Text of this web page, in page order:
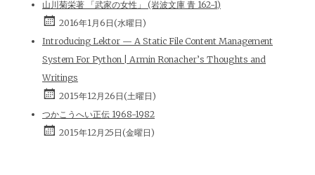
山川菊栄著 「武家の女性」 (岩波文庫 青 162-1)
2016年1月6日(水曜日)
Introducing Lektor — A Static File Content Management
System For Python | Armin Ronacher’s Thoughts and
Writings
2015年12月26日(土曜日)
つかこうへい正伝 1968-1982
2015年12月25日(金曜日)